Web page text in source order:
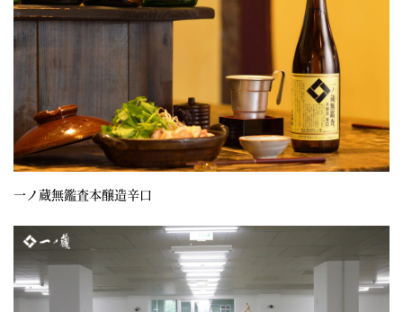
一ノ蔵無鑑査本醸造辛口